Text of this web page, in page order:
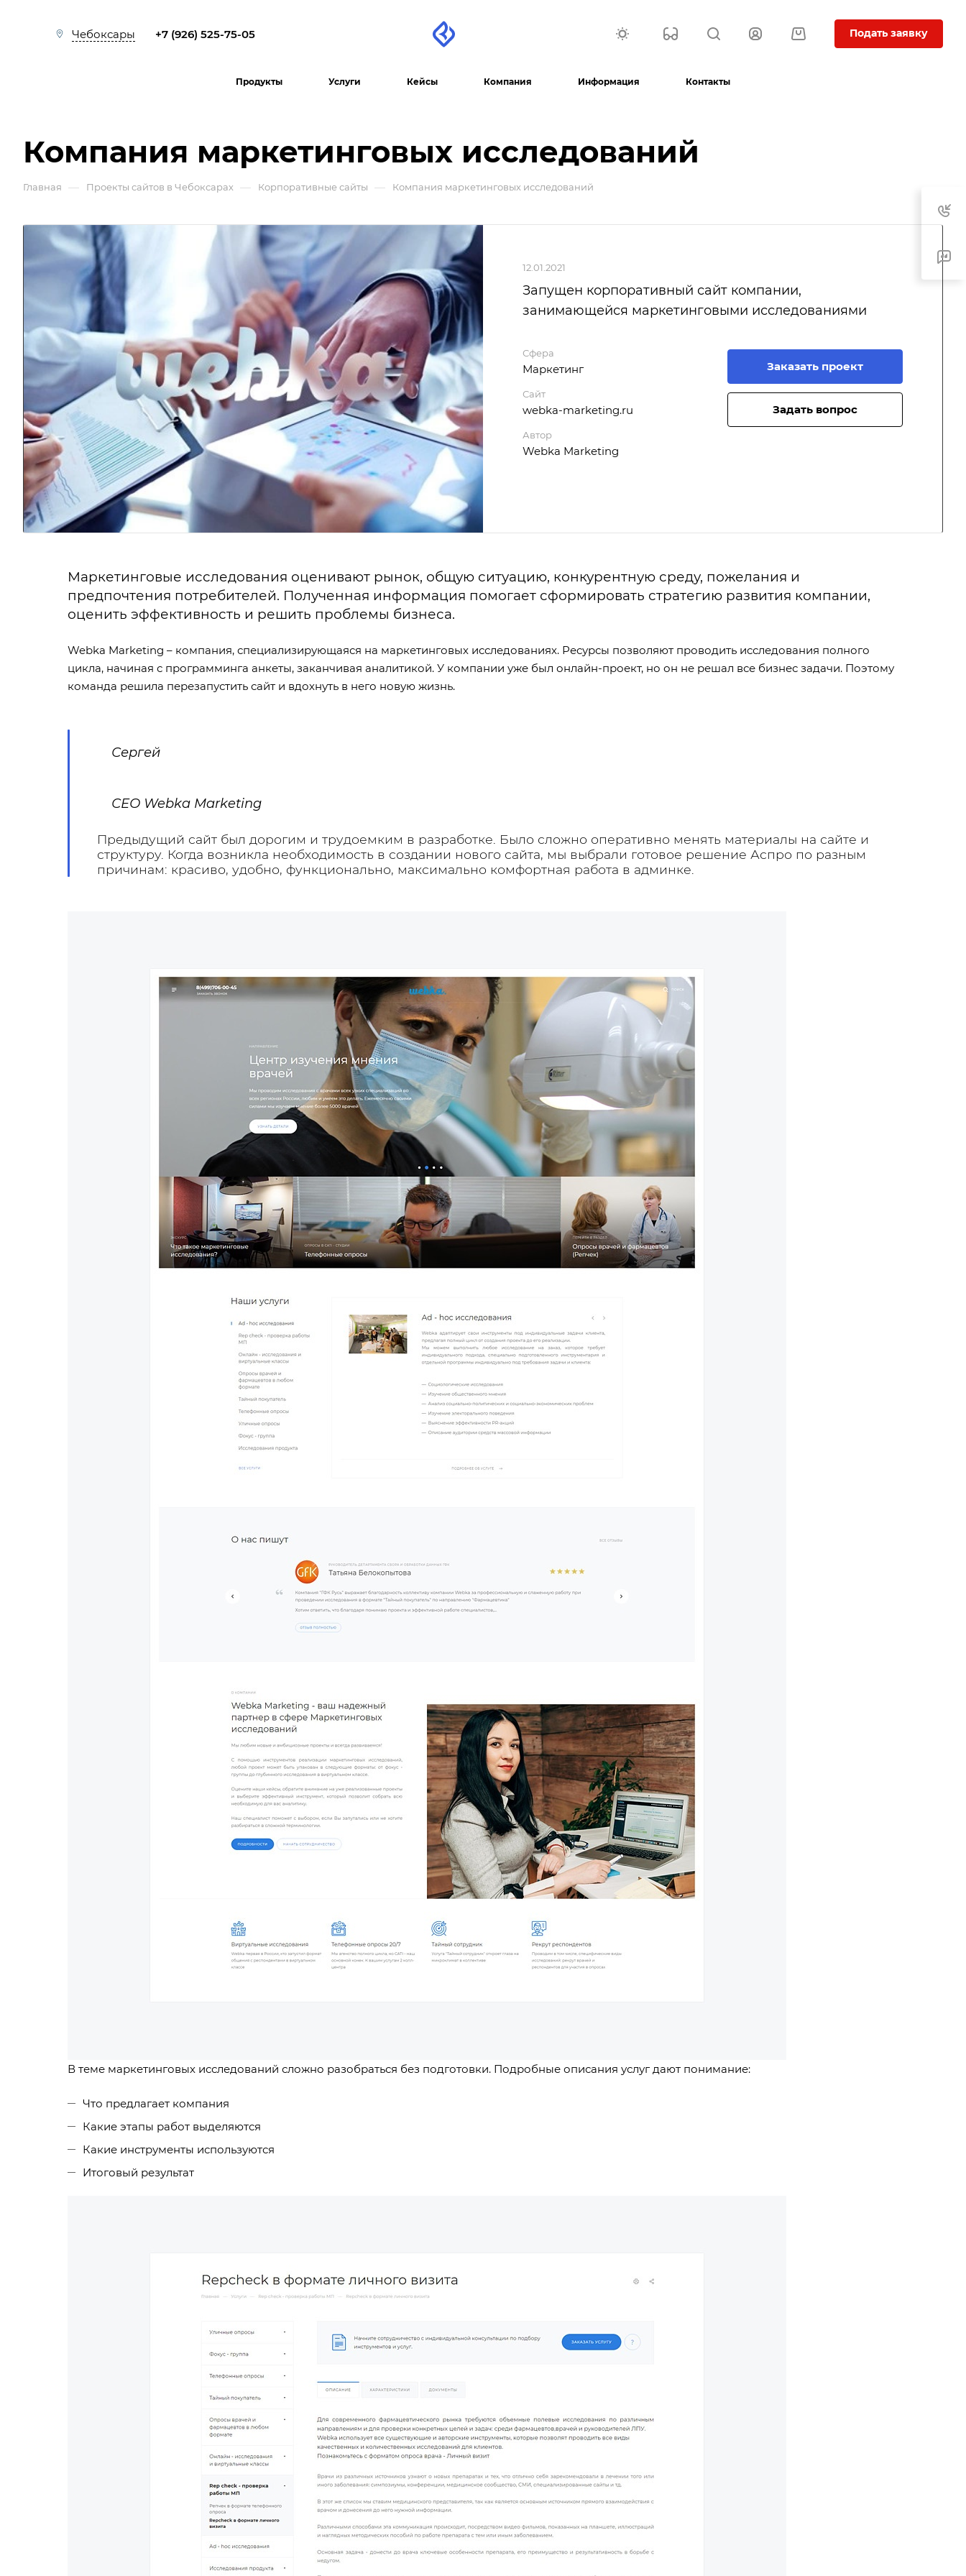
Чебоксары +7 (926) 525-75-05 Подать заявку
Продукты Услуги Кейсы Компания Информация Контакты
Компания маркетинговых исследований
Главная — Проекты сайтов в Чебоксарах — Корпоративные сайты — Компания маркетинговых исследований
12.01.2021
Запущен корпоративный сайт компании,
занимающейся маркетинговыми исследованиями
Сфера
Маркетинг
Сайт
webka-marketing.ru
Автор
Webka Marketing
Заказать проект
Задать вопрос
Маркетинговые исследования оценивают рынок, общую ситуацию, конкурентную среду, пожелания и
предпочтения потребителей. Полученная информация помогает сформировать стратегию развития компании,
оценить эффективность и решить проблемы бизнеса.
Webka Marketing – компания, специализирующаяся на маркетинговых исследованиях. Ресурсы позволяют проводить исследования полного
цикла, начиная с программинга анкеты, заканчивая аналитикой. У компании уже был онлайн-проект, но он не решал все бизнес задачи. Поэтому
команда решила перезапустить сайт и вдохнуть в него новую жизнь.
Сергей
СЕО Webka Marketing
Предыдущий сайт был дорогим и трудоемким в разработке. Было сложно оперативно менять материалы на сайте и
структуру. Когда возникла необходимость в создании нового сайта, мы выбрали готовое решение Аспро по разным
причинам: красиво, удобно, функционально, максимально комфортная работа в админке.
В теме маркетинговых исследований сложно разобраться без подготовки. Подробные описания услуг дают понимание:
Что предлагает компания
Какие этапы работ выделяются
Какие инструменты используются
Итоговый результат